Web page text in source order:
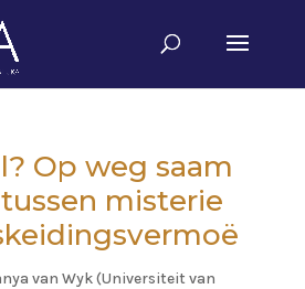
Op weg saam
misterie
van Wyk (Universiteit van